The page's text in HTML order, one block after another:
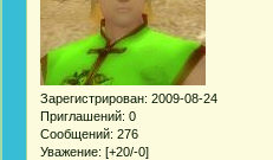
Зарегистрирован: 2009-08-24
Приглашений: 0
Сообщений: 276
Уважение: [+20/-0]